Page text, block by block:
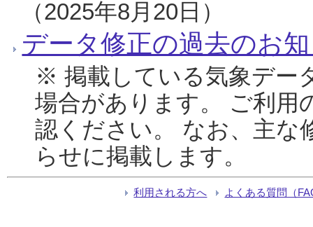
（2025年8月20日）
データ修正の過去のお
※ 掲載している気象デー
場合があります。 ご利用
認ください。 なお、主な
らせに掲載します。
利用される方へ よくある質問（